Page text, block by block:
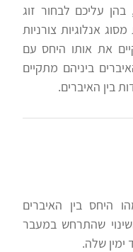
בהן עליכם לבחור זוג
אנלוגיות צורניות
את אותו היחס עם
ביניהם מתקיים
בין האיברים.
היחס בין האיברים
שהתרחש במעבר
שלה.